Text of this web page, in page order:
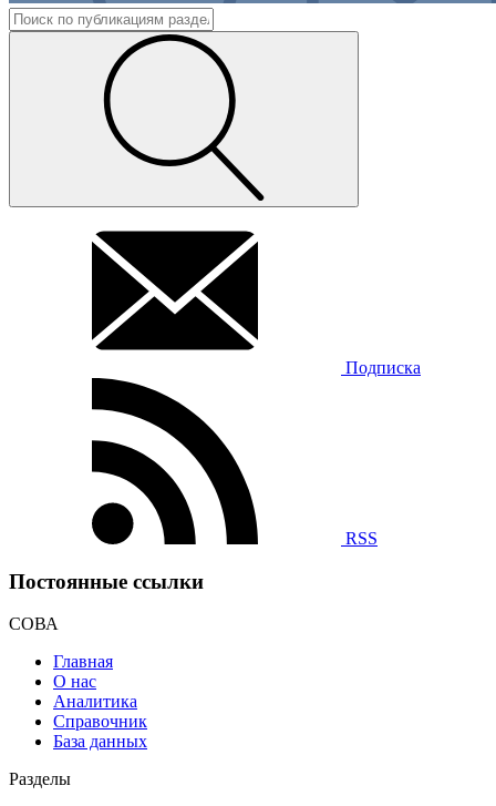
Подписка
RSS
Постоянные ссылки
СОВА
Главная
О нас
Аналитика
Справочник
База данных
Разделы